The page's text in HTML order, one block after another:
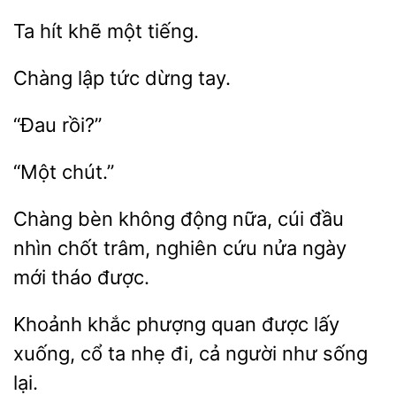
Ta một
tức dừng
Chàng bèn không động
cúi đầu
nhìn chốt
nghiên cứu nửa ngày
tháo được.
Khoảnh khắc phượng
được lấy
cổ ta nhẹ đi, cả người
sống
lại.